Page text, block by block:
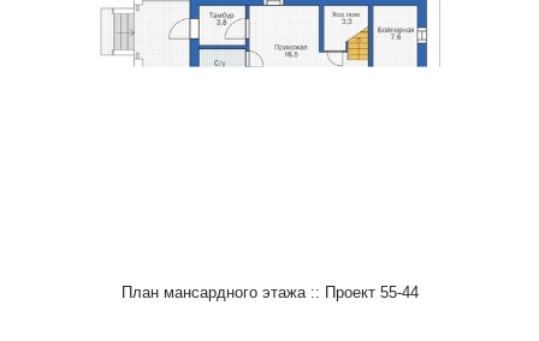
План мансардного этажа :: Проект 55-44